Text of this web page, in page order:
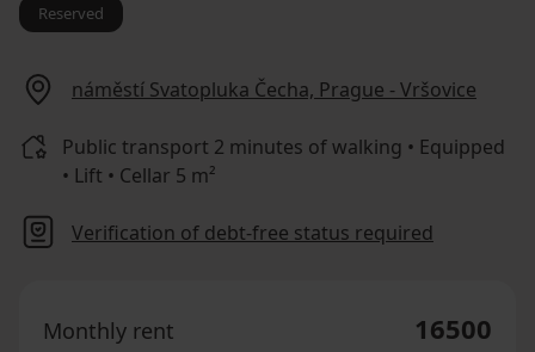
Reserved
náměstí Svatopluka Čecha, Prague - Vršovice
Public transport 2 minutes of walking • Equipped
• Lift • Cellar 5 m²
Verification of debt-free status required
Monthly rent 16500